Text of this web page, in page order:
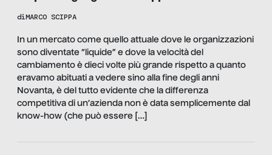
diMARCO SCIPPA
In un mercato come quello attuale dove le organizzazioni
sono diventate “liquide” e dove la velocità del
cambiamento è dieci volte più grande rispetto a quanto
eravamo abituati a vedere sino alla fine degli anni
Novanta, è del tutto evidente che la differenza
competitiva di un’azienda non è data semplicemente dal
know-how (che può essere […]